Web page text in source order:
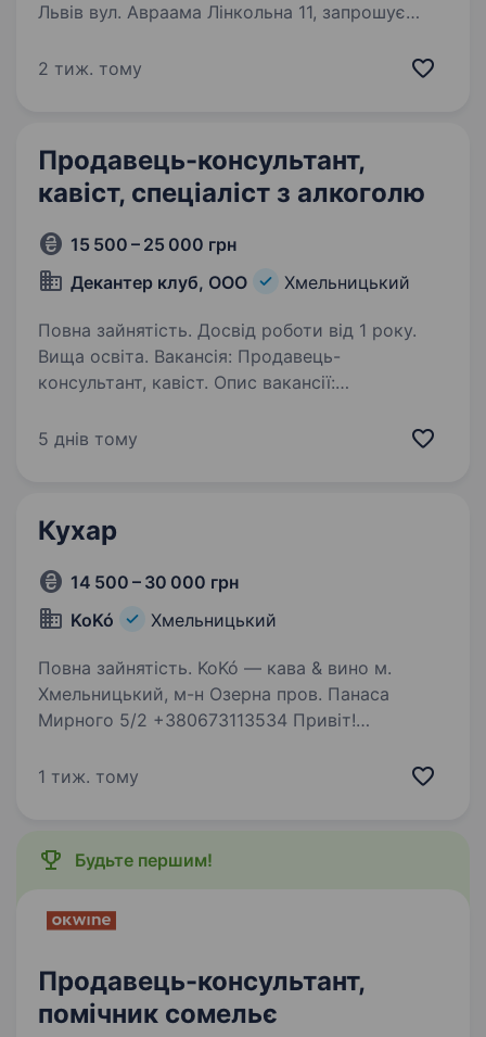
Львів вул. Авраама Лінкольна 11, запрошує
Комунікабельність Акуратність Бажання
2 тиж. тому
Продавець-консультант,
кавіст, спеціаліст з алкоголю
15 500 – 25 000 грн
Декантер клуб, ООО
Хмельницький
Повна зайнятість. Досвід роботи від 1 року.
Вища освіта. Вакансія: Продавець-
консультант, кавіст. Опис вакансії:
відповідальних співробітників на посаду
5 днів тому
Кухар
14 500 – 30 000 грн
KoKó
Хмельницький
Повна зайнятість. KoKó — кава & вино м.
Хмельницький, м-н Озерна пров. Панаса
Мирного 5/2 +380673113534 Привіт!
частиною команди KoKó — атмосферного
1 тиж. тому
Будьте першим!
Продавець-консультант,
помічник сомельє